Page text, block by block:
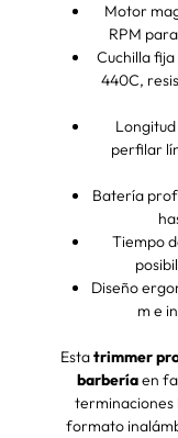
Motor
RPM
Cuchilla
440C,
perfilar
Batería
Tiempo
Diseño
m e
Estatrimmer
barberíaen
terminaciones
formato